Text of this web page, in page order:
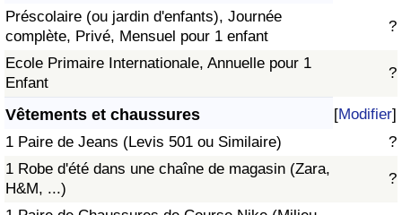
Préscolaire (ou jardin d'enfants), Journée
complète, Privé, Mensuel pour 1 enfant
?
Ecole Primaire Internationale, Annuelle pour 1
Enfant
?
Vêtements et chaussures [Modifier]
1 Paire de Jeans (Levis 501 ou Similaire)
?
1 Robe d'été dans une chaîne de magasin (Zara,
H&M, ...)
?